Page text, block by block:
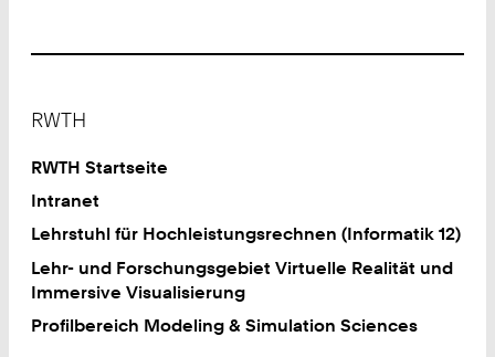
RWTH
RWTH Startseite
Intranet
Lehrstuhl für Hochleistungsrechnen (Informatik 12)
Lehr- und Forschungsgebiet Virtuelle Realität und
Immersive Visualisierung
Profilbereich Modeling & Simulation Sciences